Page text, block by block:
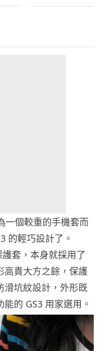
一個較重的手機套而
的輕巧設計了。
套，本身就採用了
高貴大方之餘，保護
滑坑紋設計，外形既
的 GS3 用家選用。